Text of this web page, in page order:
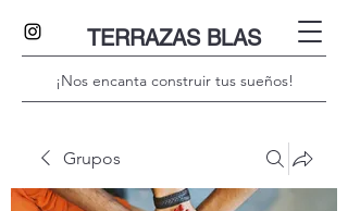
TERRAZAS BLAS
¡Nos encanta construir tus sueños!
Grupos